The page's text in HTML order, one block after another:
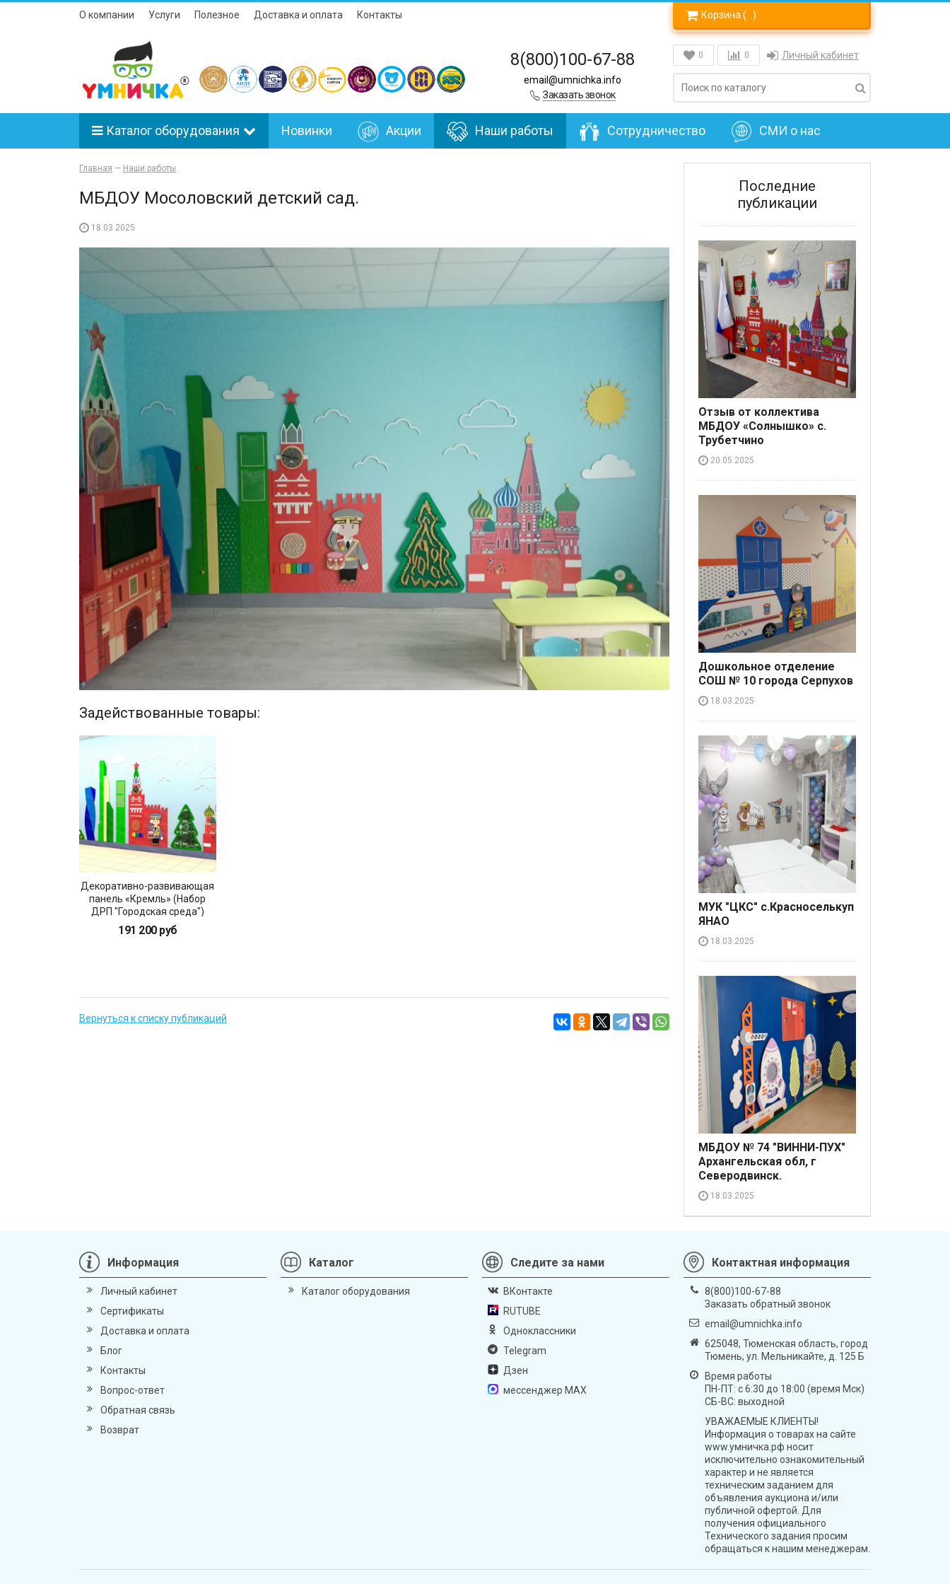
О компании Услуги Полезное Доставка и оплата Контакты Корзина ( )
8(800)100-67-88
email@umnichka.info
Заказать звонок
0 0 Личный кабинет
Каталог оборудования Новинки Акции Наши работы Сотрудничество СМИ о нас
Главная — Наши работы
МБДОУ Мосоловский детский сад.
18.03.2025
Задействованные товары:
Декоративно-развивающая
панель «Кремль» (Набор
ДРП "Городская среда")
191 200 руб
Вернуться к списку публикаций
Последние
публикации
Отзыв от коллектива
МБДОУ «Солнышко» с.
Трубетчино
20.05.2025
Дошкольное отделение
СОШ № 10 города Серпухов
18.03.2025
МУК "ЦКС" с.Красноселькуп
ЯНАО
18.03.2025
МБДОУ № 74 "ВИННИ-ПУХ"
Архангельская обл, г
Северодвинск.
18.03.2025
Информация
Личный кабинет
Сертификаты
Доставка и оплата
Блог
Контакты
Вопрос-ответ
Обратная связь
Возврат
Каталог
Каталог оборудования
Следите за нами
ВКонтакте
RUTUBE
Одноклассники
Telegram
Дзен
мессенджер MAX
Контактная информация
8(800)100-67-88
Заказать обратный звонок
email@umnichka.info
625048, Тюменская область, город
Тюмень, ул. Мельникайте, д. 125 Б
Время работы
ПН-ПТ: с 6:30 до 18:00 (время Мск)
СБ-ВС: выходной
УВАЖАЕМЫЕ КЛИЕНТЫ!
Информация о товарах на сайте
www.умничка.рф носит
исключительно ознакомительный
характер и не является
техническим заданием для
объявления аукциона и/или
публичной офертой. Для
получения официального
Технического задания просим
обращаться к нашим менеджерам.